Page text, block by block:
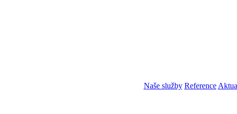
Naše služby Reference